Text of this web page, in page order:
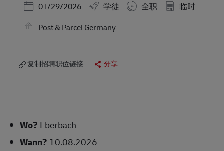
Posted Date
01/29/2026 学徒 全职
临时
Post & Parcel Germany
复制招聘职位链接 分享
Wo? Eberbach
Wann? 10.08.2026